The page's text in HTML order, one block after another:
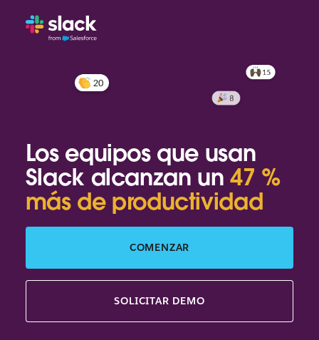
Los equipos que usan
Slack alcanzan un 47 %
más de productividad
COMENZAR
SOLICITAR DEMO